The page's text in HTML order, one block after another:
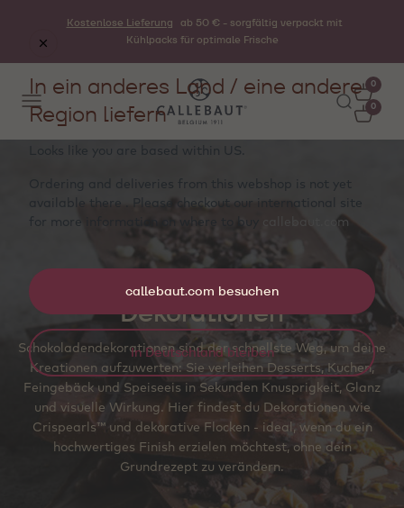
Kostenlose Lieferung
ab 50 € - sorgfältig verpackt mit
Kühlpacks für optimale Frische
0
0
Dekorationen
Schokoladendekorationen sind der schnellste Weg, um deine
Kreationen aufzuwerten: Sie verleihen Desserts, Kuchen,
Feingebäck und Speiseeis in Sekunden Knusprigkeit, Glanz
und visuelle Wirkung. Hier findest du Dekorationen wie
Crispearls™ und dekorative Flocken - ideal, wenn du ein
hochwertiges Finish erzielen möchtest, ohne dein
Grundrezept zu verändern.
In ein anderes Land / eine andere
Region liefern
Looks like you are based within US
Ordering and deliveries from this webshop is not yet
available there . Please checkout our international site
for more information on where to buy
callebaut.com
callebaut.com besuchen
In Deutschland bleiben